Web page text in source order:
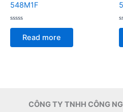
548M1F
Rated
of
Read more
CÔNG TY TNHH CÔNG